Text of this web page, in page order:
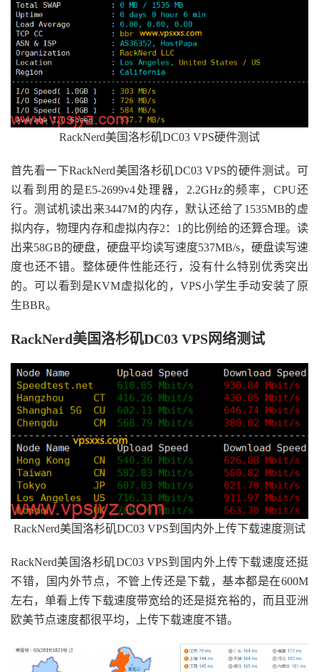
RackNerd美国洛杉矶DC03 VPS硬件测试
首先看一下RackNerd美国洛杉矶DC03 VPS的硬件测试。可
以看到用的是E5-2699v4处理器，2.2GHz的频率，CPU还
行。测试机读出来3447M的内存，默认还给了1535MB的虚
拟内存，物理内存和虚拟内存2：1的比例给的还算合理。读
出来58GB的硬盘，硬盘平均读写速度537MB/s，硬盘读写速
度也还不错。整体硬件性能还行，没有什么特别优秀突出
的。可以看到是KVM虚拟化的，VPS小学生手动安装了原
生BBR。
RackNerd美国洛杉矶DC03 VPS网络测试
RackNerd美国洛杉矶DC03 VPS到国内外上传下载速度测试
RackNerd美国洛杉矶DC03 VPS到国内外上传下载速度还挺
不错，国内外节点，不管上传还是下载，基本都是在600M
左右，单看上传下载速度带宽给的还是挺充裕的，而且亚洲
欧美节点速度都很平均，上传下载速度不错。